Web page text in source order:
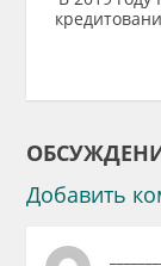
Добавить